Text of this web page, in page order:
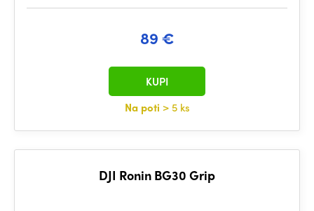
89 €
Na poti > 5 ks
KUPI
DJI Ronin BG30 Grip